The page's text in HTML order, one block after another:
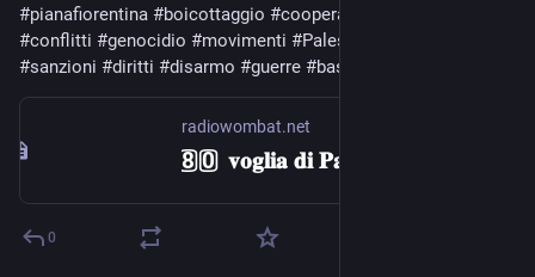
#pianafiorentina #boicottaggio #cooperazione
#conflitti #genocidio #movimenti #Palestina
#sanzioni #diritti #disarmo #guerre #basi
radiowombat.net
0